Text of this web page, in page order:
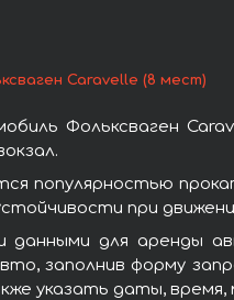
Caravelle (8 мест)
Фольксваген
популярностью
при
для аренды
заполнив форму
указать даты,